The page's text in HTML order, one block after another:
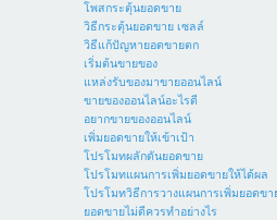
โพสกระตุ้นยอดขาย
วิธีกระตุ้นยอดขาย เซลล์
วิธีแก้ปัญหายอดขายตก
เริ่มต้นขายของ
แหล่งรับของมาขายออนไลน์
ขายของออนไลน์อะไรดี
อยากขายของออนไลน์
เพิ่มยอดขายให้เข้าเป้า
โปรโมทผลักดันยอดขาย
โปรโมทแผนการเพิ่มยอดขายให้ได้ผล
โปรโมทวิธีการวางแผนการเพิ่มยอดขา
ยอดขายไม่ดีควรทำอย่างไร